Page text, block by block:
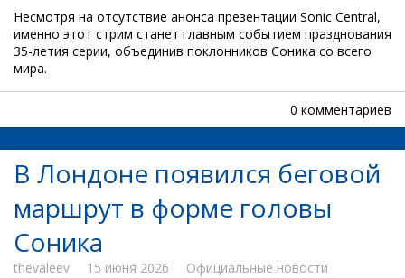
Несмотря на отсутствие анонса презентации Sonic Central,
именно этот стрим станет главным событием празднования
35-летия серии, объединив поклонников Соника со всего
мира.
0 комментариев
В Лондоне появился беговой
маршрут в форме головы
Соника
thevaleev 15 июня 2026 Официальные новости